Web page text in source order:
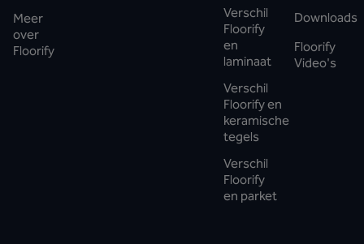
Meer
over
Floorify
Verschil
Floorify
en
laminaat
Verschil
Floorify en
keramische
tegels
Verschil
Floorify
en parket
Downloads
Floorify
Video's